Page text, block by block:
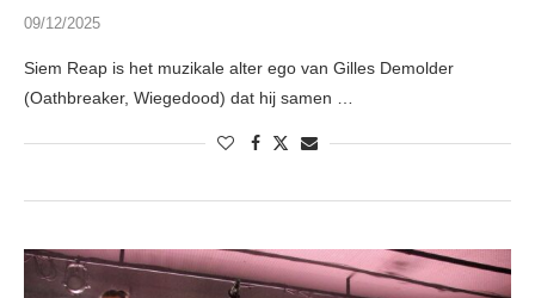
09/12/2025
Siem Reap is het muzikale alter ego van Gilles Demolder
(Oathbreaker, Wiegedood) dat hij samen …